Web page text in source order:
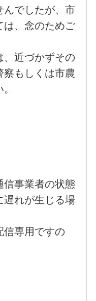
んでしたが、市
は、念のためご
、近づかずその
もしくは市農
事業者の状態
遅れが生じる場
専用ですの